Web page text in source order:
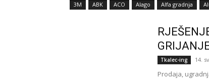
3M ABK ACO Alago Alfa gradnja
Tkalec-ing 14.
Prodaja,